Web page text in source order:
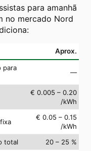
para amanhã
no mercado Nord
Aprox.
para
—
€ 0.005 – 0.20
/kWh
€ 0.05 – 0.15
/kWh
total
20 – 25 %